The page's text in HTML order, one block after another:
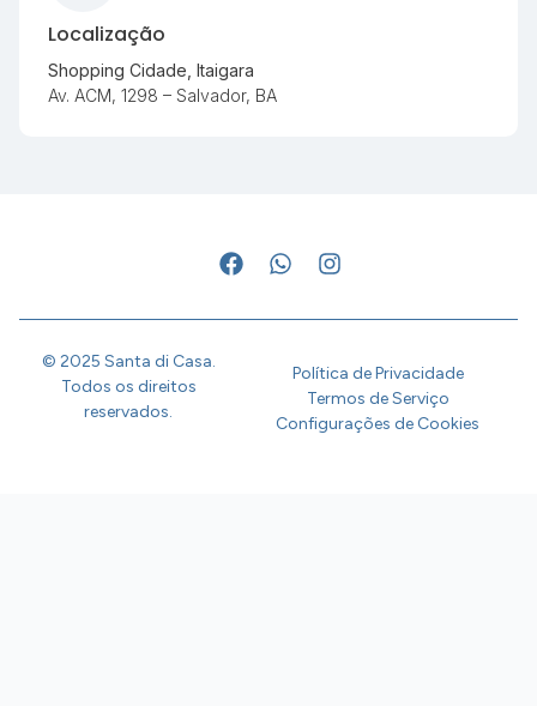
Localização
Shopping Cidade, Itaigara
Av. ACM, 1298 – Salvador, BA
© 2025 Santa di Casa.
Todos os direitos
reservados.
Política de Privacidade
Termos de Serviço
Configurações de Cookies